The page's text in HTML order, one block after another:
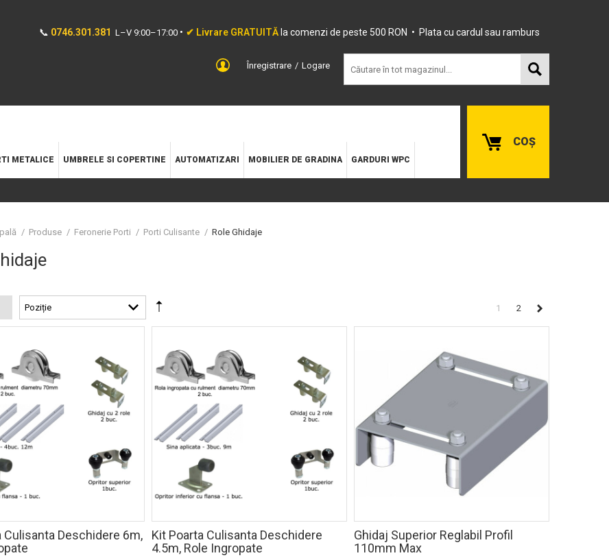
📞 0746.301.381 L–V 9:00–17:00 • ✔ Livrare GRATUITĂ la comenzi de peste 500 RON • Plata cu cardul sau ramburs
Înregistrare Logare
METALICE UMBRELE SI COPERTINE AUTOMATIZARI MOBILIER DE GRADINA GARDURI WPC
COȘ
/ Produse / Feronerie Porti / Porti Culisante / Role Ghidaje
1 2
Culisanta Deschidere 6m,
Kit Poarta Culisanta Deschidere
4.5m, Role Ingropate
Ghidaj Superior Reglabil Profil
110mm Max